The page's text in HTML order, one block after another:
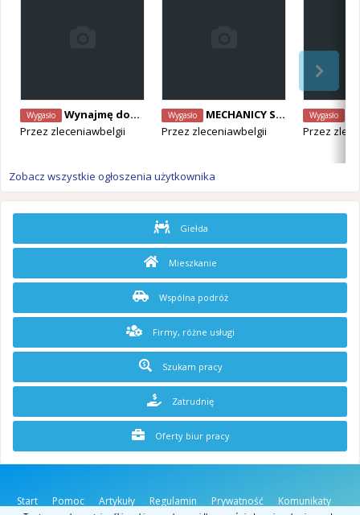
Wygasło
Wynajmę dom / mieszkanie dla pary
Przez zleceniawbelgii
Wygasło
MECHANICY SAMOCHODOWI POSZUKIWANI! różne specjalizacje- od zaraz
Przez zleceniawbelgii
Wygasło
Przez
Zobacz wszystkie ogłoszenia użytkownika
Giełda
Mieszkanie
Wspólna podróż
Firmy, różne usługi
Szukam pracy
Zatrudnię
Oferty biur pracy
Start Pomoc Artykuły Regulamin Prywatność
Komunikaty